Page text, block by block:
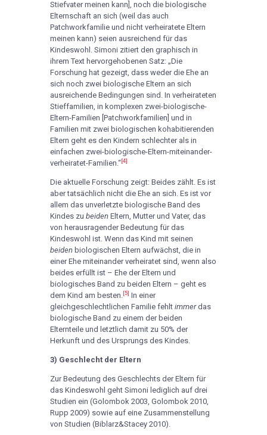
Stiefvater meinen kann], noch die biologische
Elternschaft an sich (weil das auch
Patchworkfamilie und nicht verheiratete Eltern
meinen kann) seien ausreichend für das
Kindeswohl. Simoni zitiert den graphisch in
ihrem Text hervorgehobenen Satz: „Die
Forschung hat gezeigt, dass weder die Ehe an
sich noch zwei biologische Eltern an sich
ausreichende Bedingungen sind. In verheirateten
Stieffamilien, in komplexen zwei-biologische-
Eltern-Familien [Patchworkfamilien] und in
Familien mit zwei biologischen kohabitierenden
Eltern geht es den Kindern schlechter als in
einfachen zwei-biologische-Eltern-miteinander-
verheiratet-Familien.“[4]
Die aktuelle Forschung zeigt: Beides zählt. Es ist
aber tatsächlich nicht die Ehe an sich. Es ist vor
allem das unverletzte biologische Band des
Kindes zu beiden Eltern, Mutter und Vater, das
von herausragender Bedeutung für das
Kindeswohl ist. Wenn das Kind mit seinen
beiden biologischen Eltern aufwächst, die in
einer Ehe miteinander verheiratet sind, wenn also
beides erfüllt ist – Ehe der Eltern und
biologisches Band zu beiden Eltern – geht es
dem Kind am besten.[5] In einer
gleichgeschlechtlichen Familie fehlt immerdas
biologische Band zu einem der beiden
Elternteile und letztlich damit zu 50% der
Herkunft und des Ursprungs des Kindes.
3) Geschlecht der Eltern
Zur Bedeutung des Geschlechts der Eltern für
das Kindeswohl geht Simoni lediglich auf drei
Studien ein (Golombok 2003, Golombok 2010,
Rupp 2009) sowie auf eine Zusammenstellung
von Studien (Biblarz&Stacey 2010).